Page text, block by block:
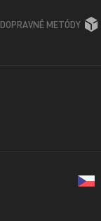
DOPRAVNÉ METÓDY